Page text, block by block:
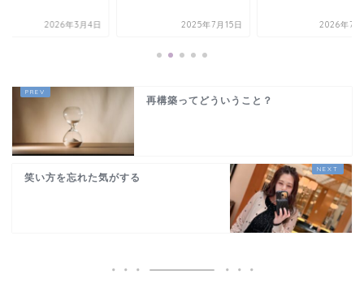
2026年3月4日 2025年7月15日 2026年7
再構築ってどういうこと？
笑い方を忘れた気がする